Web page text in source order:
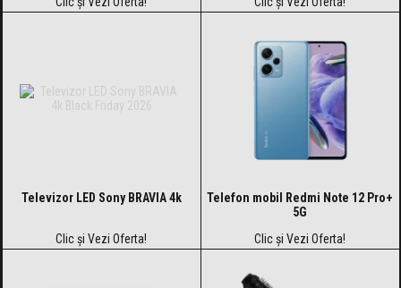
Televizor LED Sony BRAVIA 4k
Clic și Vezi Oferta!
Telefon mobil Redmi Note 12 Pro+
5G
Clic și Vezi Oferta!